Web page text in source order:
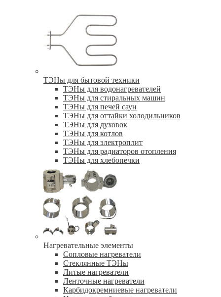
ТЭНы для бытовой техники
ТЭНы для водонагревателей
ТЭНы для стиральных машин
ТЭНы для печей саун
ТЭНы для оттайки холодильников
ТЭНы для духовок
ТЭНы для котлов
ТЭНы для электроплит
ТЭНы для радиаторов отопления
ТЭНы для хлебопечки
Нагревательные элементы
Сопловые нагреватели
Стеклянные ТЭНы
Литые нагреватели
Ленточные нагреватели
Карбидокремниевые нагреватели